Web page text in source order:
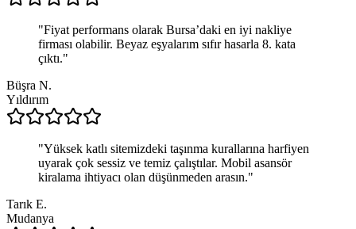
"Fiyat performans olarak Bursa’daki en iyi nakliye
firması olabilir. Beyaz eşyalarım sıfır hasarla 8. kata
çıktı."
Büşra N.
Yıldırım
"Yüksek katlı sitemizdeki taşınma kurallarına harfiyen
uyarak çok sessiz ve temiz çalıştılar. Mobil asansör
kiralama ihtiyacı olan düşünmeden arasın."
Tarık E.
Mudanya